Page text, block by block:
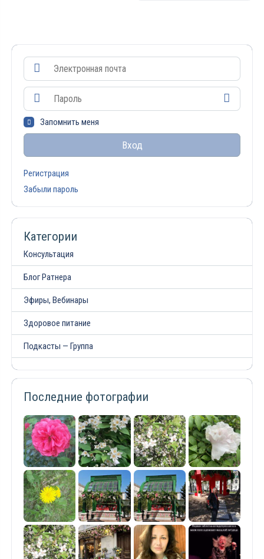
Запомнить меня
Вход
Регистрация
Забыли пароль
Категории
Консультация
Блог Ратнера
Эфиры, Вебинары
Здоровое питание
Подкасты — Группа
Последние фотографии